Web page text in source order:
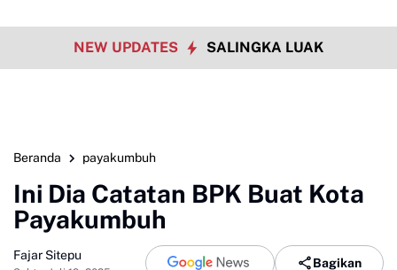
NEW UPDATES SALINGKA LUAK
Beranda payakumbuh
Ini Dia Catatan BPK Buat Kota
Payakumbuh
Fajar Sitepu
Bagikan